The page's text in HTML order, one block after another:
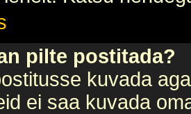
pilte postitada?
kuvada
ei saa kuvada